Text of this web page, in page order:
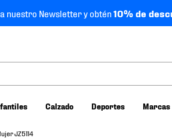
nuestro Newsletter y obtén10% de
Calzado Deportes Marcas
JZ5114